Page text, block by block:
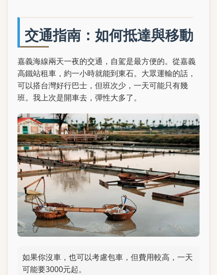
交通指南：如何抵達與移動
嘉義海線兩天一夜的交通，自駕是最方便的。從嘉義
高鐵站租車，約一小時就能到東石。大眾運輸的話，
可以搭台灣好行巴士，但班次少，一天可能只有幾
班。我上次是開車去，彈性大多了。
如果你沒車，也可以考慮包車，但費用較高，一天
可能要3000元起。